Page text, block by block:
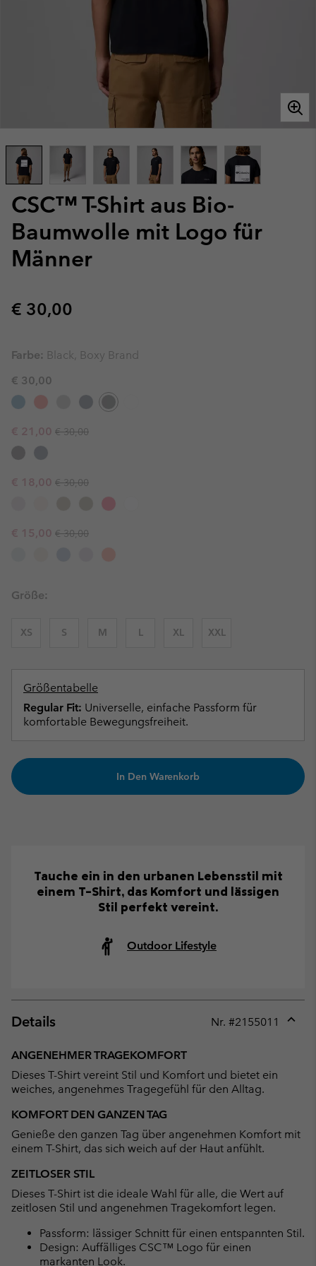
CSC™ T-Shirt aus Bio-
Baumwolle mit Logo für
Männer
Regular price:
€ 30,00
Farbe: Black, Boxy Brand
€ 30,00
Sale price:
€ 21,00 Regular price:
€ 30,00
Sale price:
€ 18,00 Regular price:
€ 30,00
Sale price:
€ 15,00 Regular price:
€ 30,00
Größe:
XS S M L XL XXL
Größentabelle
Regular Fit: Universelle, einfache Passform für
komfortable Bewegungsfreiheit.
In Den Warenkorb
Tauche ein in den urbanen Lebensstil mit
einem T-Shirt, das Komfort und lässigen
Stil perfekt vereint.
Outdoor Lifestyle
Details Nr. #2155011
ANGENEHMER TRAGEKOMFORT
Dieses T-Shirt vereint Stil und Komfort und bietet ein
weiches, angenehmes Tragegefühl für den Alltag.
KOMFORT DEN GANZEN TAG
Genieße den ganzen Tag über angenehmen Komfort mit
einem T-Shirt, das sich weich auf der Haut anfühlt.
ZEITLOSER STIL
Dieses T-Shirt ist die ideale Wahl für alle, die Wert auf
zeitlosen Stil und angenehmen Tragekomfort legen.
Passform: lässiger Schnitt für einen entspannten Stil.
Design: Auffälliges CSC™ Logo für einen
markanten Look.